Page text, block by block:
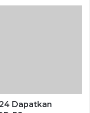
RUMIJA ke Kota
Hadirkan SPKLU
Dapatkan